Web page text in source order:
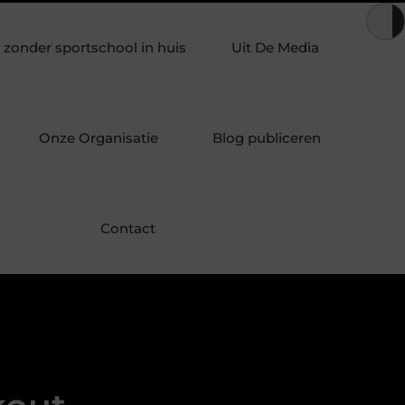
Wat uw
zonder sportschool in huis Uit De Media
Onze Organisatie Blog publiceren
Contact